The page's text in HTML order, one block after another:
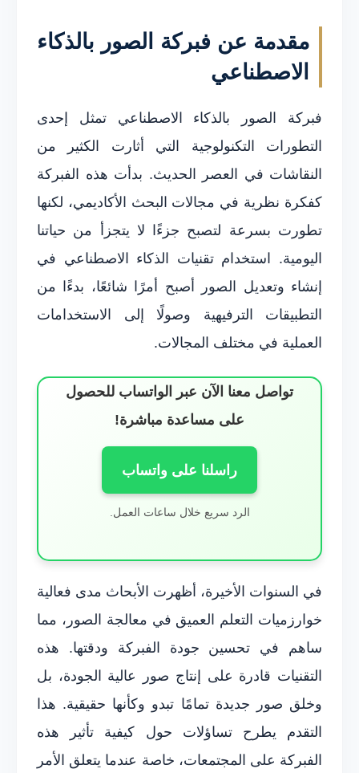
مقدمة عن فبركة الصور بالذكاء
الاصطناعي
فبركة الصور بالذكاء الاصطناعي تمثل إحدى
التطورات التكنولوجية التي أثارت الكثير من
النقاشات في العصر الحديث. بدأت هذه الفبركة
كفكرة نظرية في مجالات البحث الأكاديمي، لكنها
تطورت بسرعة لتصبح جزءًا لا يتجزأ من حياتنا
اليومية. استخدام تقنيات الذكاء الاصطناعي في
إنشاء وتعديل الصور أصبح أمرًا شائعًا، بدءًا من
التطبيقات الترفيهية وصولًا إلى الاستخدامات
العملية في مختلف المجالات.
تواصل معنا الآن عبر الواتساب للحصول
على مساعدة مباشرة!
راسلنا على واتساب
الرد سريع خلال ساعات العمل.
في السنوات الأخيرة، أظهرت الأبحاث مدى فعالية
خوارزميات التعلم العميق في معالجة الصور، مما
ساهم في تحسين جودة الفبركة ودقتها. هذه
التقنيات قادرة على إنتاج صور عالية الجودة، بل
وخلق صور جديدة تمامًا تبدو وكأنها حقيقية. هذا
التقدم يطرح تساؤلات حول كيفية تأثير هذه
الفبركة على المجتمعات، خاصة عندما يتعلق الأمر